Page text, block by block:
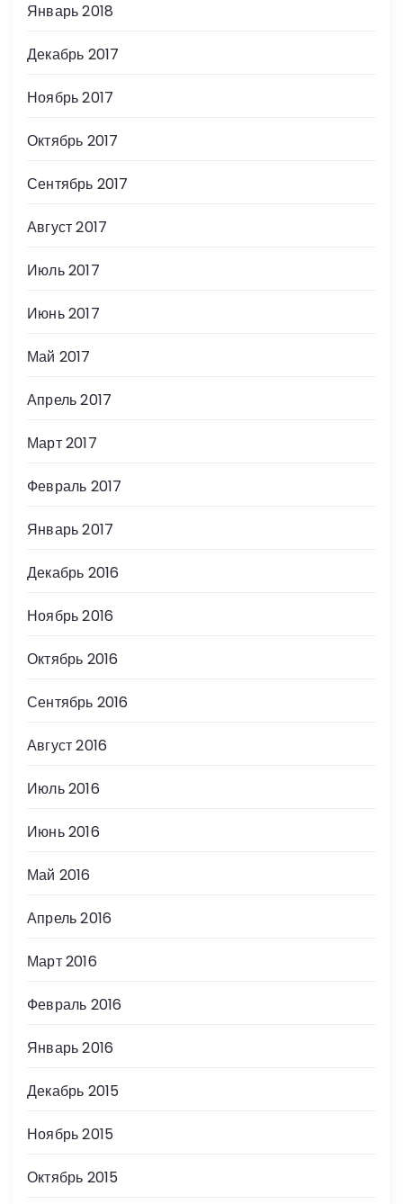
Январь 2018
Декабрь 2017
Ноябрь 2017
Октябрь 2017
Сентябрь 2017
Август 2017
Июль 2017
Июнь 2017
Май 2017
Апрель 2017
Март 2017
Февраль 2017
Январь 2017
Декабрь 2016
Ноябрь 2016
Октябрь 2016
Сентябрь 2016
Август 2016
Июль 2016
Июнь 2016
Май 2016
Апрель 2016
Март 2016
Февраль 2016
Январь 2016
Декабрь 2015
Ноябрь 2015
Октябрь 2015